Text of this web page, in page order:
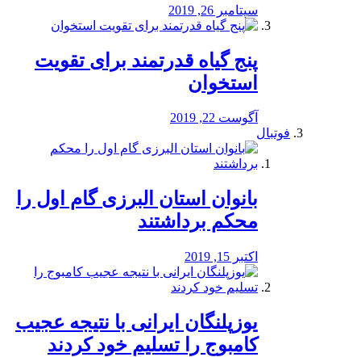
سپتامبر 26, 2019
پنج گیاه قدرتمند برای تقویت
استخوان
آگوست 22, 2019
فوتبال
بانوان استان البرزی گام اول را
محكم برداشتند
اکتبر 15, 2019
یوزپلنگان ایرانی با نتیجه عجیب
کامبوج را تسلیم خود کردند